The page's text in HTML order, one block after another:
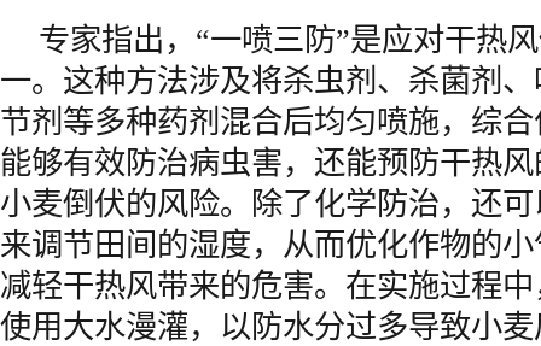
专家指出，“一喷三防”是应对干热
一。这种方法涉及将杀虫剂、杀菌剂
节剂等多种药剂混合后均匀喷施，综
能够有效防治病虫害，还能预防干热
小麦倒伏的风险。除了化学防治，还
来调节田间的湿度，从而优化作物的
减轻干热风带来的危害。在实施过程
使用大水漫灌，以防水分过多导致小